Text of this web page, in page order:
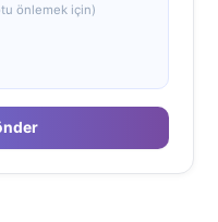
önlemek için)